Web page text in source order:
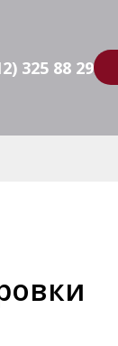
325 88 29